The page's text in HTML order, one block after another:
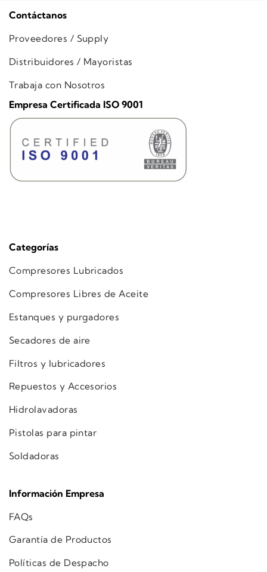
Categorías
Compresores Lubricados
Compresores Libres de Aceite
Estanques y purgadores
Secadores de aire
Filtros y lubricadores
Repuestos y Accesorios
Hidrolavadoras
Pistolas para pintar
Soldadoras
Información Empresa
FAQs
Garantía de Productos
Políticas de Despacho
Contáctanos
Proveedores / Supply
Distribuidores / Mayoristas
Trabaja con Nosotros
Empresa Certificada ISO 9001